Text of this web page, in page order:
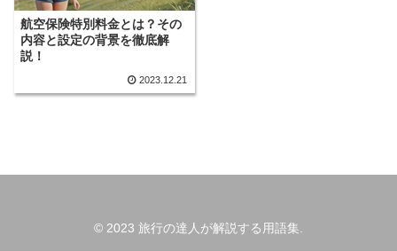
航空保険特別料金とは？その
内容と設定の背景を徹底解
説！
2023.12.21
© 2023 旅行の達人が解説する用語集.